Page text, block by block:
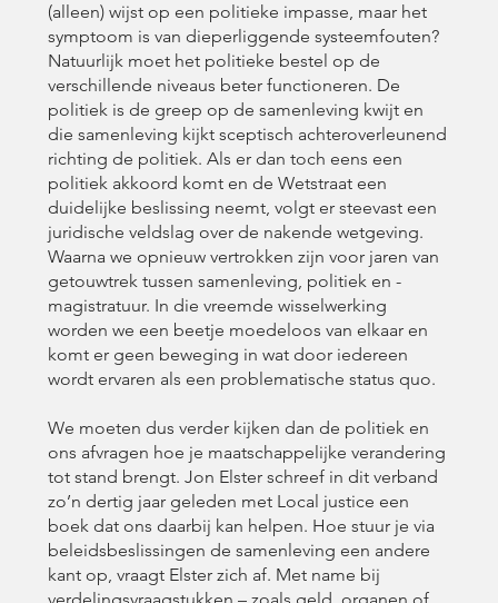
(alleen) wijst op een politieke impasse, maar het
symptoom is van dieperliggende systeemfouten?
Natuurlijk moet het politieke bestel op de
verschillende niveaus beter functioneren. De
politiek is de greep op de samenleving kwijt en
die samenleving kijkt sceptisch achteroverleunend
richting de politiek. Als er dan toch eens een
politiek akkoord komt en de Wetstraat een
duidelijke beslissing neemt, volgt er steevast een
juridische veldslag over de nakende wetgeving.
Waarna we opnieuw vertrokken zijn voor jaren van
getouwtrek tussen samenleving, politiek en ­
magistratuur. In die vreemde wisselwerking
worden we een beetje ­moedeloos van elkaar en
komt er geen beweging in wat door iedereen
wordt ervaren als een problematische status quo.
We moeten dus verder kijken dan de politiek en
ons afvragen hoe je maatschappelijke verandering
tot stand brengt. Jon Elster schreef in dit verband
zo’n dertig jaar geleden met Local justice een
boek dat ons daarbij kan helpen. Hoe stuur je via
beleidsbeslissingen de samenleving een andere
kant op, vraagt Elster zich af. Met name bij